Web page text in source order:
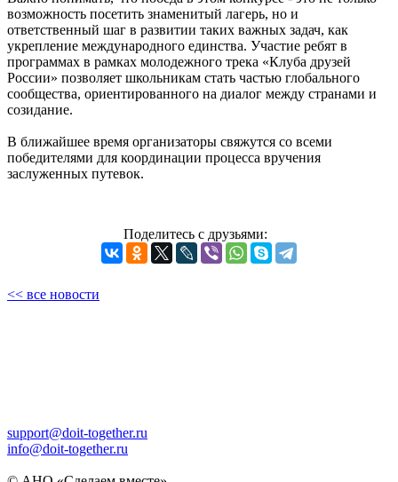
возможность посетить знаменитый лагерь, но и
ответственный шаг в развитии таких важных задач, как
укрепление международного единства. Участие ребят в
программах в рамках молодежного трека «Клуба друзей
России» позволяет школьникам стать частью глобального
сообщества, ориентированного на диалог между странами и
созидание.
В ближайшее время организаторы свяжутся со всеми
победителями для координации процесса вручения
заслуженных путевок.
Поделитесь с друзьями:
<< все новости
support@doit-together.ru
info@doit-together.ru